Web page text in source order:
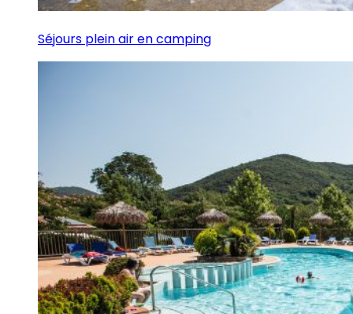
Séjours plein air en camping